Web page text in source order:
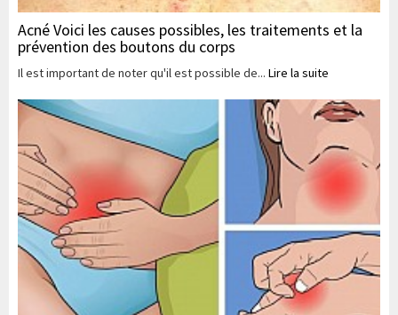
Acné Voici les causes possibles, les traitements et la
prévention des boutons du corps
Il est important de noter qu'il est possible de... Lire la suite